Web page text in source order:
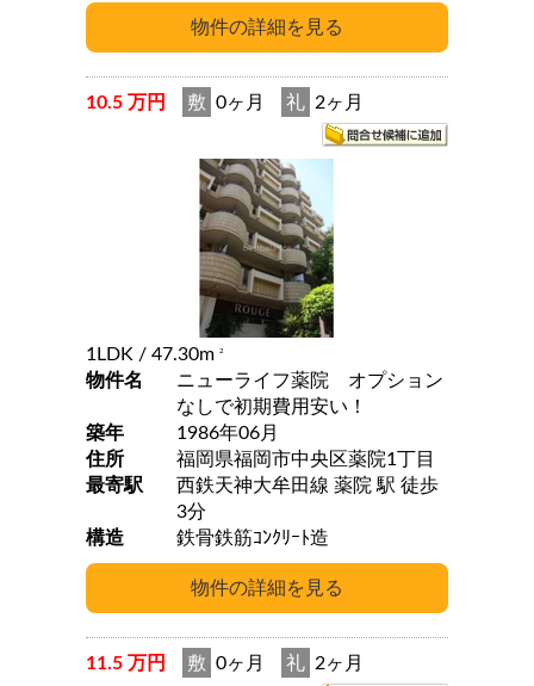
10.5 万円 敷 0ヶ月 礼 2ヶ月
1LDK / 47.30m 2
物件名
ニューライフ薬院 オプション
なしで初期費用安い！
築年
1986年06月
住所
福岡県福岡市中央区薬院1丁目
最寄駅
西鉄天神大牟田線 薬院 駅 徒歩
3分
構造
鉄骨鉄筋ｺﾝｸﾘｰﾄ造
11.5 万円 敷 0ヶ月 礼 2ヶ月